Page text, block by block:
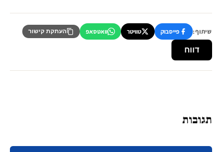
שיתוף: פייסבוק טוויטר וואטסאפ העתקת קישור
דווח
תגובות